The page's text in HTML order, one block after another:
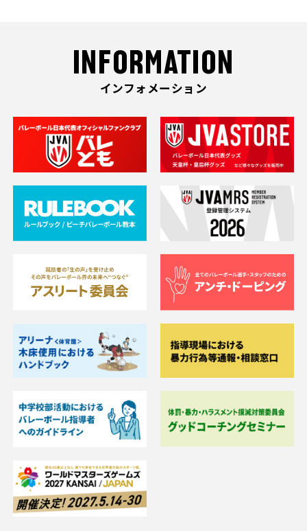
INFORMATION
インフォメーション